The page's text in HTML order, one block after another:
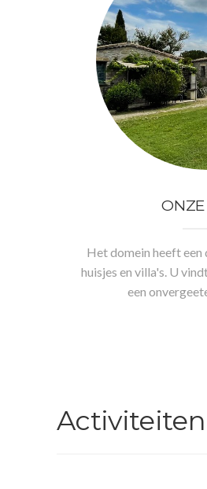
ONZE
Het domein heeft
huisjes en villa's. U
een